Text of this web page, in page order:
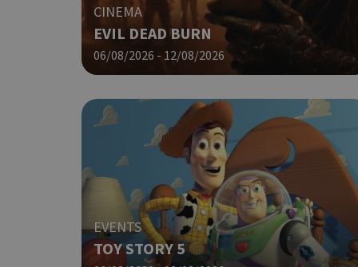
CINEMA
EVIL DEAD BURN
06/08/2026 - 12/08/2026
EVENTS
TOY STORY 5
__cf_bm
ShowWizLogin